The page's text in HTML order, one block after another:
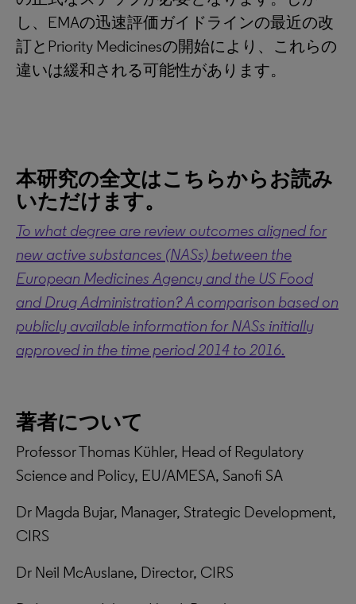
し、EMAの迅速評価ガイドラインの最近の改
訂とPriority Medicinesの開始により、これらの
違いは緩和される可能性があります。
本研究の全文はこちらからお読み
いただけます。
To what degree are review outcomes aligned for
new active substances (NASs) between the
European Medicines Agency and the US Food
and Drug Administration? A comparison based on
publicly available information for NASs initially
approved in the time period 2014 to 2016.
著者について
Professor Thomas Kühler, Head of Regulatory
Science and Policy, EU/AMESA, Sanofi SA
Dr Magda Bujar, Manager, Strategic Development,
CIRS
Dr Neil McAuslane, Director, CIRS